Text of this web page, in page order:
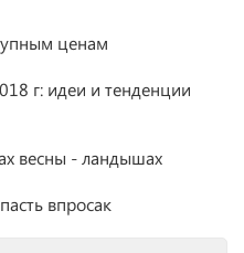
ценам
г: идеи и тенденции
весны - ландышах
впросак